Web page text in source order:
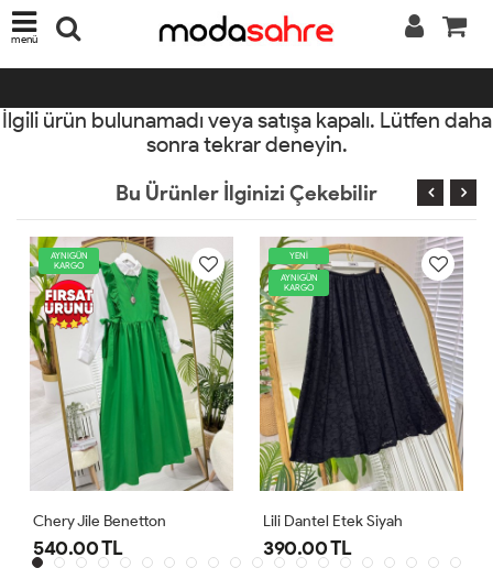
menü
İlgili ürün bulunamadı veya satışa kapalı. Lütfen daha
sonra tekrar deneyin.
Bu Ürünler İlginizi Çekebilir
YENİ
AYNIGÜN
KARGO
Lili Dantel Etek Siyah
390.00 TL
YENİ
AYNIGÜN
KARGO
Selin Etek Fuşya
550.00 TL